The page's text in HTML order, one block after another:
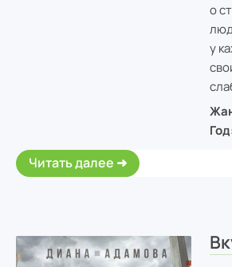
о
у
Читать далее